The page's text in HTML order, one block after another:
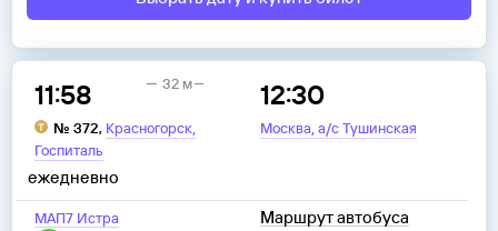
11:58
№ 372, Красногорск,
Госпиталь
12:30
Москва,а/с Тушинская
32 м
МАП7 Истра
ежедневно
Маршрут автобуса